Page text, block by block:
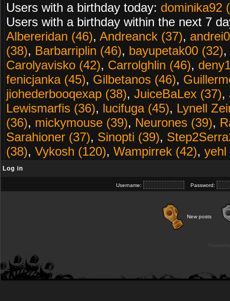
Users with a birthday today: dominika92
Users with a birthday within the next 7
Albereridan (46), Andreanck (37),
(38), Barbarriplin (46), bayupetak00 (32),
Carolyavisko (42), Carrolghlin (46),
fenicjanka (45), Gilbetanos (46),
jiohederbooqexap (38), JuiceBaLex (37),
Lewismarfis (36), lucifuga (45), Lynell
(36), mickymouse (39), Neurones (39),
Sarahioner (37), Sinopti (39),
(38), Vykosh (120), Wampirrek (42), yehl
Log in
Username: Password:
New posts